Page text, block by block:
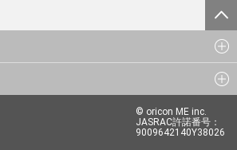
© oricon ME inc.
JASRAC許諾番号：
9009642140Y38026